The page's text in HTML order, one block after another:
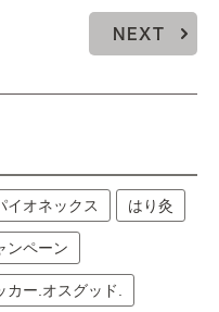
NEXT
イオネックス はり灸
ンペーン
カー.オスグッド.